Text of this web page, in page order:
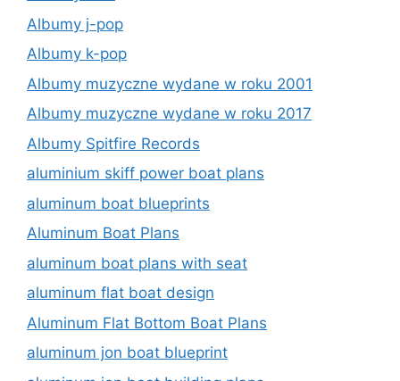
Albumy j-pop
Albumy k-pop
Albumy muzyczne wydane w roku 2001
Albumy muzyczne wydane w roku 2017
Albumy Spitfire Records
aluminium skiff power boat plans
aluminum boat blueprints
Aluminum Boat Plans
aluminum boat plans with seat
aluminum flat boat design
Aluminum Flat Bottom Boat Plans
aluminum jon boat blueprint